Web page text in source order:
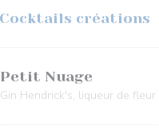
Cocktails créations
Petit Nuage
Gin Hendrick's, liqueur de